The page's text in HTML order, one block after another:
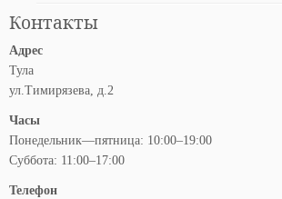
Контакты
Адрес
Тула
ул.Тимирязева, д.2
Часы
Понедельник—пятница: 10:00–19:00
Суббота: 11:00–17:00
Телефон